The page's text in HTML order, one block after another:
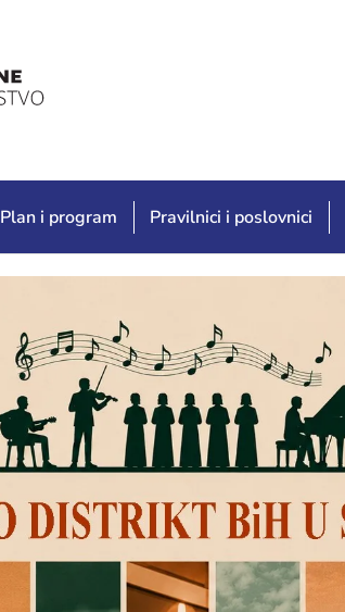
Plan i program Pravilnici i poslovnici